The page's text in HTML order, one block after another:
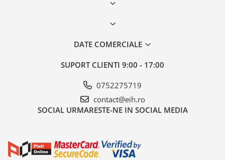
DATE COMERCIALE
SUPORT CLIENTI 9:00 - 17:00
0752275719
contact@eih.ro
SOCIAL URMARESTE-NE IN SOCIAL MEDIA